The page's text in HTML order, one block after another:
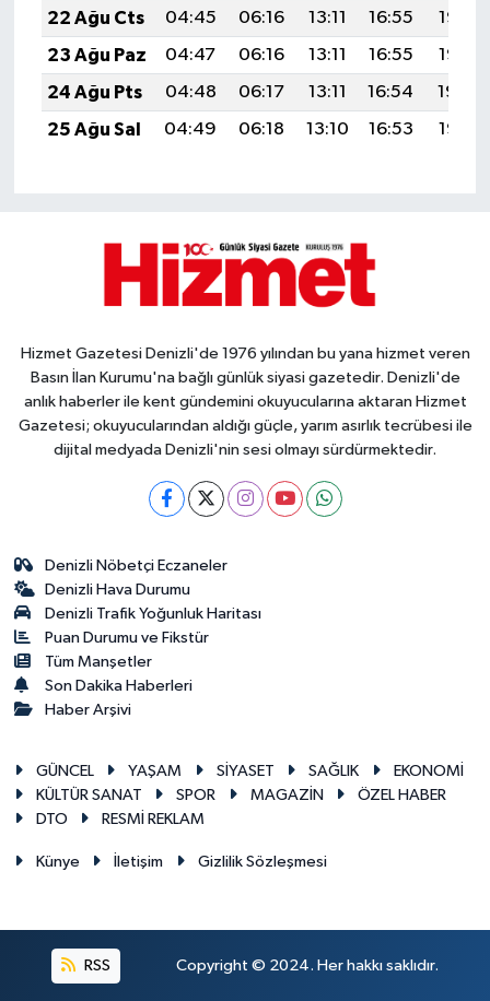
22 Ağu Cts
04:45 06:16 13:11 16:55
19:57
23 Ağu Paz
04:47 06:16 13:11 16:55
19:55
24 Ağu Pts
04:48 06:17 13:11 16:54
19:54
25 Ağu Sal
04:49 06:18 13:10 16:53 19:52
Hizmet Gazetesi Denizli'de 1976 yılından bu yana hizmet veren
Basın İlan Kurumu'na bağlı günlük siyasi gazetedir. Denizli'de
anlık haberler ile kent gündemini okuyucularına aktaran Hizmet
Gazetesi; okuyucularından aldığı güçle, yarım asırlık tecrübesi ile
dijital medyada Denizli'nin sesi olmayı sürdürmektedir.
Denizli Nöbetçi Eczaneler
Denizli Hava Durumu
Denizli Trafik Yoğunluk Haritası
Puan Durumu ve Fikstür
Tüm Manşetler
Son Dakika Haberleri
Haber Arşivi
GÜNCEL YAŞAM SİYASET SAĞLIK
EKONOMİ
KÜLTÜR SANAT
SPOR MAGAZİN
ÖZEL HABER
DTO
RESMİ REKLAM
Künye İletişim Gizlilik Sözleşmesi
RSS Copyright © 2024. Her hakkı saklıdır.